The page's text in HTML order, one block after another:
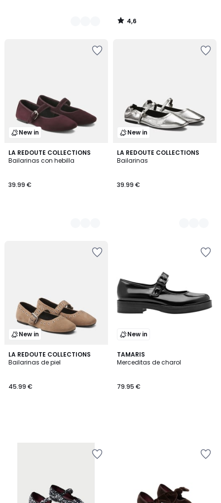
4,6
/
New in
LA REDOUTE COLLECTIONS
Bailarinas con hebilla
39.99 €
2
Colores
New in
LA REDOUTE COLLECTIONS
Bailarinas
39.99 €
2
Colores
New in
LA REDOUTE COLLECTIONS
Bailarinas de piel
45.99 €
New in
TAMARIS
Merceditas de charol
79.95 €